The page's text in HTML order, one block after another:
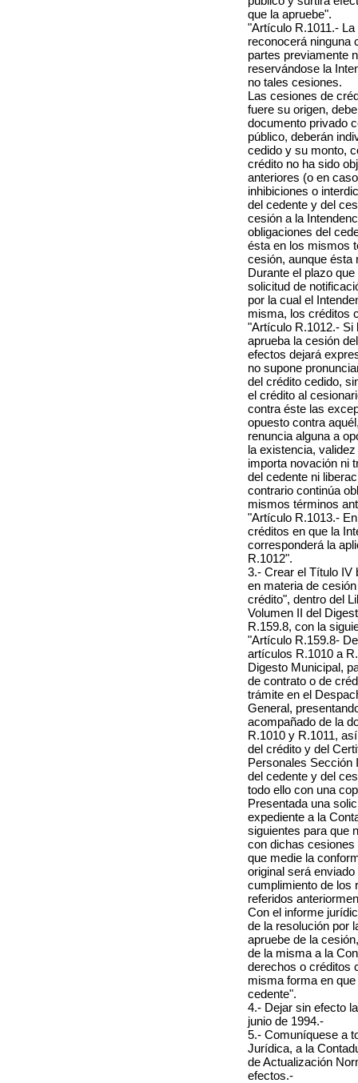
que la apruebe".
"Artículo R.1011.-
reconocerá ninguna
partes previamente
reservándose la
no tales cesiones.
Las cesiones de
fuere su origen,
documento privado
público, deberán
cedido y su monto,
crédito no ha sido
anteriores (o en
inhibiciones o
del cedente y del
cesión a la
obligaciones del
ésta en los mismos
cesión, aunque ésta
Durante el plazo
solicitud de
por la cual el
misma, los créditos
"Artículo R.1012.- Si
aprueba la cesión
efectos dejará
no supone
del crédito cedido,
el crédito al
contra éste las
opuesto contra
renuncia alguna a
la existencia,
importa novación ni
del cedente ni
contrario continúa
mismos términos
"Artículo R.1013.-
créditos en que la
corresponderá la
R.1012".
3.- Crear el Título IV
en materia de
crédito", dentro del
Volumen II del
R.159.8, con la
"Artículo R.159.8-
artículos R.1010 a
Digesto Municipal,
de contrato o de
trámite en el
General,
acompañado de la
R.1010 y R.1011,
del crédito y del
Personales Sección
del cedente y del
todo ello con una
Presentada una
expediente a la
siguientes para que
con dichas
que medie la
original será
cumplimiento de los
referidos
Con el informe
de la resolución por
apruebe de la
de la misma a la
derechos o créditos
misma forma en
cedente".
4.- Dejar sin efecto
junio de 1994.-
5.- Comuníquese a
Jurídica, a la
de Actualización
efectos.-